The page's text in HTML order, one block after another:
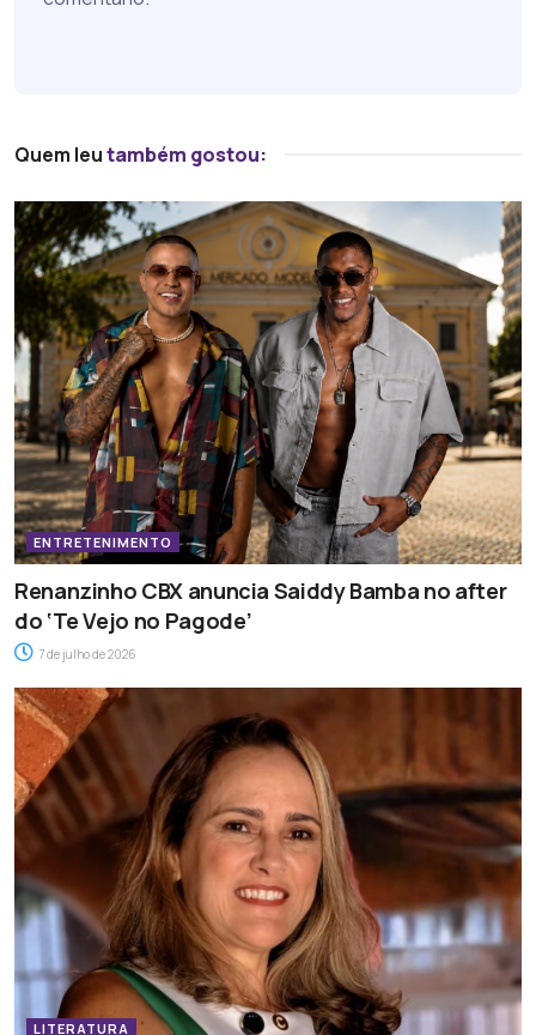
Quem leutambém gostou:
ENTRETENIMENTO
Renanzinho CBX anuncia Saiddy Bamba no after
do ‘Te Vejo no Pagode’
7 de julho de 2026
LITERATURA